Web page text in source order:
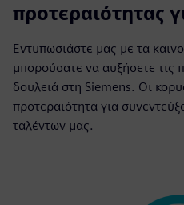
προτεραιότητας
Εντυπωσιάστε μας με τα
μπορούσατε να αυξήσετε τις
δουλειά στη Siemens. Οι
προτεραιότητα για
ταλέντων μας.